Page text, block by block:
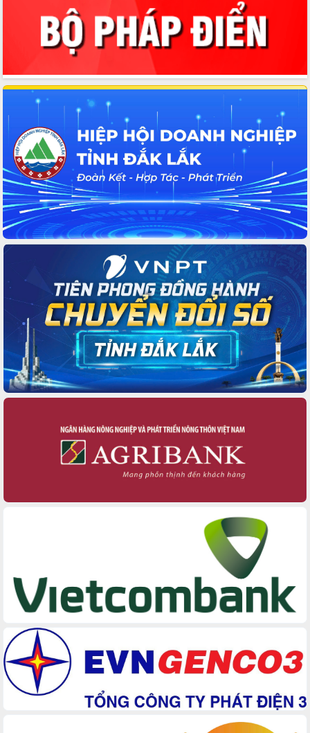
Du lịch Đắk Lắk nâng tầm trải nghiệm
du khách thông qua Hệ thống cơ sở dữ
liệu và Bản đồ số
Tập huấn ứng dụng trí tuệ nhân tạo (AI)
Đoàn đại biểu Quốc hội tỉnh Đắk Lắk
trao đổi thông tin trước Kỳ họp thứ
nhất, Quốc hội khóa XVI
Quyết liệt cải cách hành chính, khơi
thông nguồn lực phát triển
Nâng cao hiệu lực, hiệu quả HĐND
tỉnh thông qua hiện đại hóa hành chính
Xã Ea Phê gắn cải cách hành chính với
chuyển đổi số
Phó Chủ tịch Thường trực UBND tỉnh
Hồ Thị Nguyên Thảo làm việc tại Trung
tâm Phục vụ hành chính công xã Ea
Xây dựng nền hành chính số đồng
hành cùng nông dân dân, doanh nghiệp
Giai đoạn 2026-2030, Đắk Lắk phấn
đấu có 77% xã đạt chuẩn nông thôn
mới
Chuyển đổi số 'mở đường' cho nông
nghiệp Đắk Lắk tăng trưởng bứt phá
Triển khai đồng bộ đo đạc, lập hồ sơ
Ứng dụng sinh trắc học - Bước tiến
trong hành trình chuyển đổi số tại Đắk
Đắk Lắk nâng cao hiệu quả công tác
cấp xã
Đắk Lắk phát động hưởng ứng Ngày
Quyền của người tiêu dùng Việt Nam
2026
Đẩy mạnh cải cách hành chính, quyết
tâm đạt được mục tiêu tăng trưởng
hai con số trong năm 2026
Tổ chức trang trọng Lễ hội Đền thờ
Lương Văn Chánh năm 2026